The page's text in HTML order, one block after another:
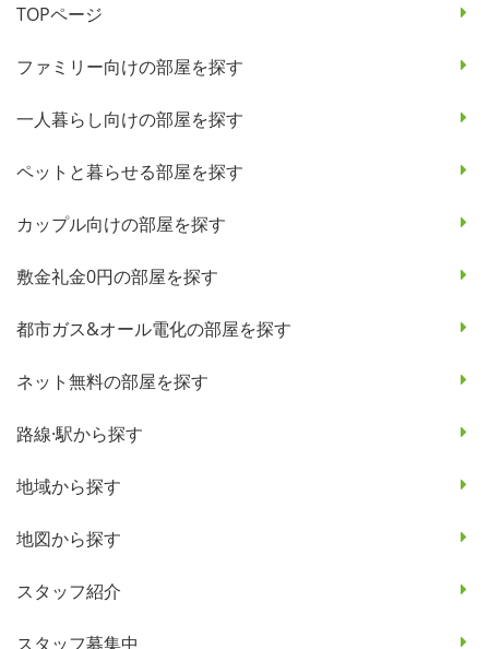
TOPページ
ファミリー向けの部屋を探す
一人暮らし向けの部屋を探す
ペットと暮らせる部屋を探す
カップル向けの部屋を探す
敷金礼金0円の部屋を探す
都市ガス&オール電化の部屋を探す
ネット無料の部屋を探す
路線·駅から探す
地域から探す
地図から探す
スタッフ紹介
スタッフ募集中